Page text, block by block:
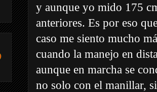
y aunque yo mido 175
anteriores. Es por eso
caso me siento mucho
cuando la manejo en
aunque en marcha se
no solo con el manillar,